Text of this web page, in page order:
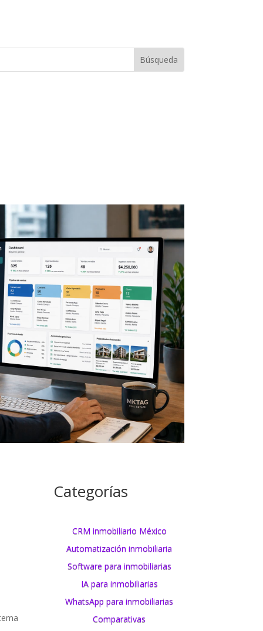
Categorías
CRM inmobiliario México
Automatización inmobiliaria
Software para inmobiliarias
IA para inmobiliarias
WhatsApp para inmobiliarias
Comparativas